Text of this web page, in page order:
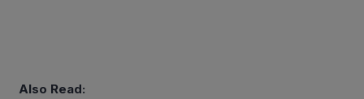
Also Read: